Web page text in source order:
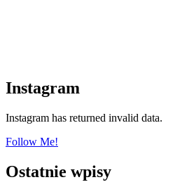
Instagram
Instagram has returned invalid data.
Follow Me!
Ostatnie wpisy